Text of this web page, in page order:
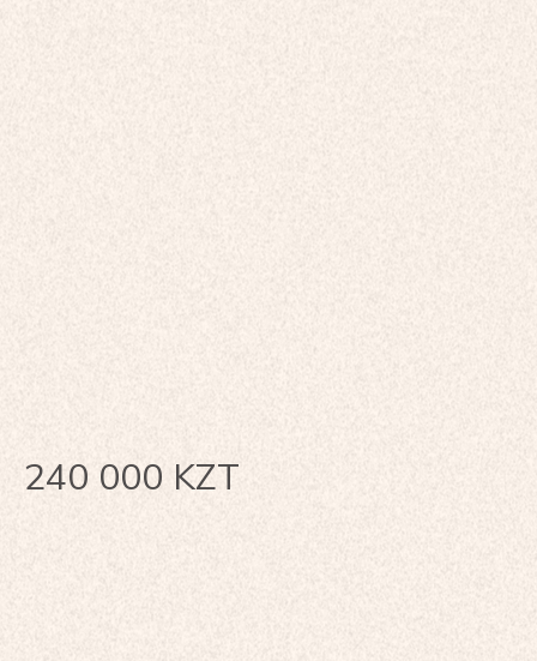
240 000 KZT